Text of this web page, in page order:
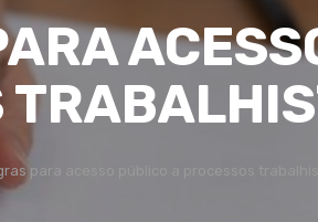
para acesso público a processos